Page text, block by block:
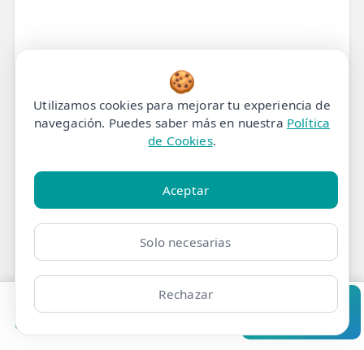
Clínicas
Tratamiento de
Fisioterapia para Dolor
Miofascial en Atletas en
Madrid
Pedir cita Consultar
🍪
Utilizamos cookies para mejorar tu experiencia de
navegación. Puedes saber más en nuestra Política
de Cookies.
Aceptar
Solo necesarias
Rechazar